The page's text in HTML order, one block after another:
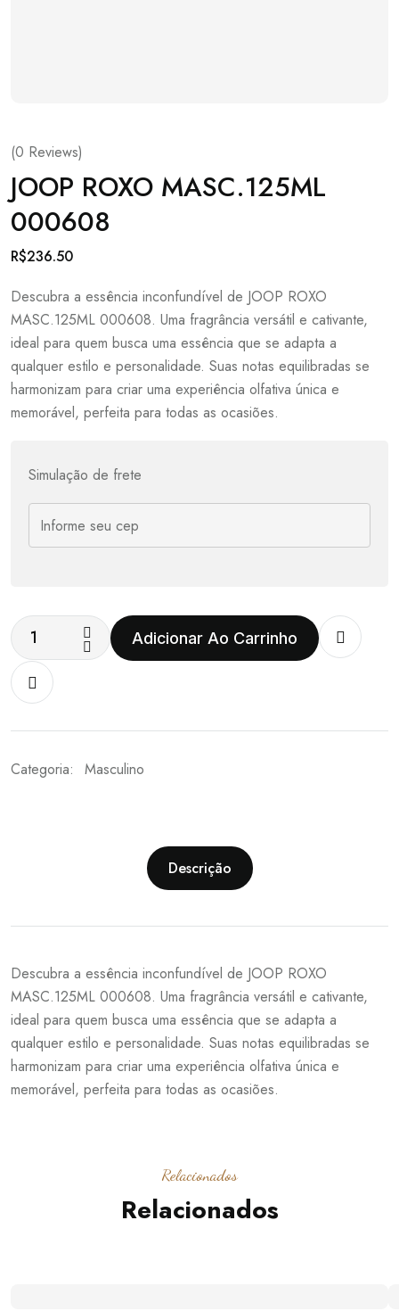
(0 Reviews)
JOOP ROXO MASC.125ML
000608
R$236.50
Descubra a essência inconfundível de JOOP ROXO
MASC.125ML 000608. Uma fragrância versátil e cativante,
ideal para quem busca uma essência que se adapta a
qualquer estilo e personalidade. Suas notas equilibradas se
harmonizam para criar uma experiência olfativa única e
memorável, perfeita para todas as ocasiões.
Simulação de frete
Adicionar Ao Carrinho
Categoria: Masculino
Descrição
Descubra a essência inconfundível de JOOP ROXO
MASC.125ML 000608. Uma fragrância versátil e cativante,
ideal para quem busca uma essência que se adapta a
qualquer estilo e personalidade. Suas notas equilibradas se
harmonizam para criar uma experiência olfativa única e
memorável, perfeita para todas as ocasiões.
Relacionados
Relacionados